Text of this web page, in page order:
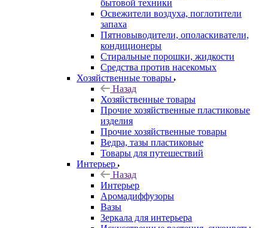
бытовой техники
Освежители воздуха, поглотители
запаха
Пятновыводители, ополаскиватели,
кондиционеры
Стиральные порошки, жидкости
Средства против насекомых
Хозяйственные товары
Назад
Хозяйственные товары
Прочие хозяйственные пластиковые
изделия
Прочие хозяйственные товары
Ведра, тазы пластиковые
Товары для путешествий
Интерьер
Назад
Интерьер
Аромадиффузоры
Вазы
Зеркала для интерьера